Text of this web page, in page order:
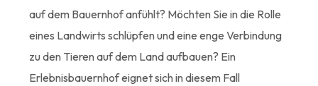
auf dem Bauernhof anfühlt? Möchten Sie in die Rolle
eines Landwirts schlüpfen und eine enge Verbindung
zu den Tieren auf dem Land aufbauen? Ein
Erlebnisbauernhof eignet sich in diesem Fall